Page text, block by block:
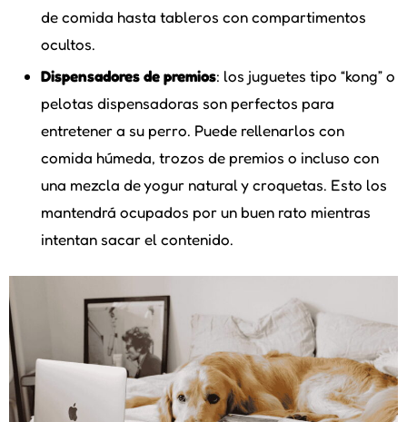
de comida hasta tableros con compartimentos
ocultos.
Dispensadores de premios: los juguetes tipo “kong” o
pelotas dispensadoras son perfectos para
entretener a su perro. Puede rellenarlos con
comida húmeda, trozos de premios o incluso con
una mezcla de yogur natural y croquetas. Esto los
mantendrá ocupados por un buen rato mientras
intentan sacar el contenido.